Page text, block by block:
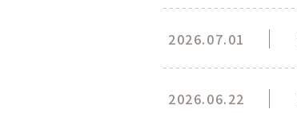
2026.07.01
2026.06.22